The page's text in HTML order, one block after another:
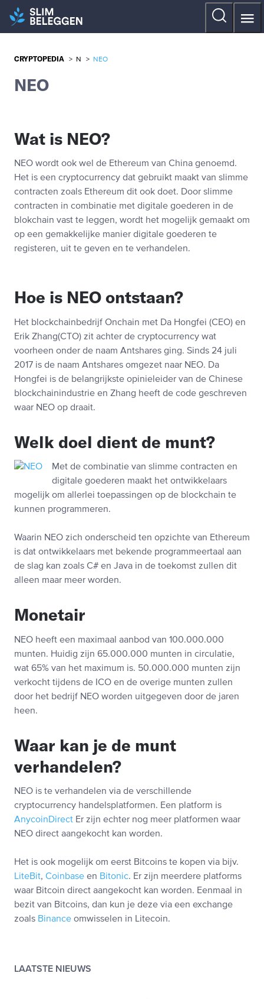
CRYPTOPEDIA > N > NEO
NEO
Wat is NEO?
NEO wordt ook wel de Ethereum van China genoemd.
Het is een cryptocurrency dat gebruikt maakt van slimme
contracten zoals Ethereum dit ook doet. Door slimme
contracten in combinatie met digitale goederen in de
blokchain vast te leggen, wordt het mogelijk gemaakt om
op een gemakkelijke manier digitale goederen te
registeren, uit te geven en te verhandelen.
Hoe is NEO ontstaan?
Het blockchainbedrijf Onchain met Da Hongfei (CEO) en
Erik Zhang(CTO) zit achter de cryptocurrency wat
voorheen onder de naam Antshares ging. Sinds 24 juli
2017 is de naam Antshares omgezet naar NEO. Da
Hongfei is de belangrijkste opinieleider van de Chinese
blockchainindustrie en Zhang heeft de code geschreven
waar NEO op draait.
Welk doel dient de munt?
Met de combinatie van slimme contracten en
digitale goederen maakt het ontwikkelaars
mogelijk om allerlei toepassingen op de blockchain te
kunnen programmeren.
Waarin NEO zich onderscheid ten opzichte van Ethereum
is dat ontwikkelaars met bekende programmeertaal aan
de slag kan zoals C# en Java in de toekomst zullen dit
alleen maar meer worden.
Monetair
NEO heeft een maximaal aanbod van 100.000.000
munten. Huidig zijn 65.000.000 munten in circulatie,
wat 65% van het maximum is. 50.000.000 munten zijn
verkocht tijdens de ICO en de overige munten zullen
door het bedrijf NEO worden uitgegeven door de jaren
heen.
Waar kan je de munt
verhandelen?
NEO is te verhandelen via de verschillende
cryptocurrency handelsplatformen. Een platform is
AnycoinDirect Er zijn echter nog meer platformen waar
NEO direct aangekocht kan worden.
Het is ook mogelijk om eerst Bitcoins te kopen via bijv.
LiteBit, Coinbase en Bitonic. Er zijn meerdere platforms
waar Bitcoin direct aangekocht kan worden. Eenmaal in
bezit van Bitcoins, dan kun je deze via een exchange
zoals Binance omwisselen in Litecoin.
LAATSTE NIEUWS